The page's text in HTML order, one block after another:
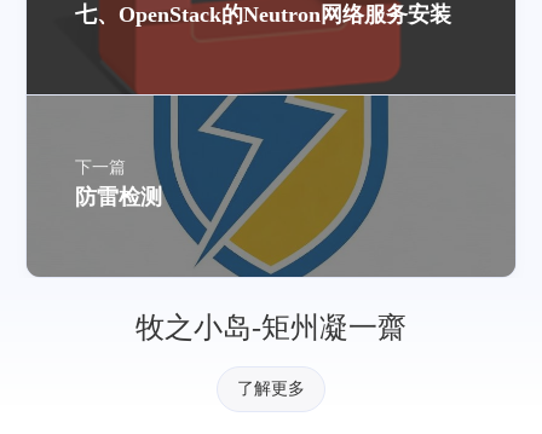
七、OpenStack的Neutron网络服务安装
下一篇
防雷检测
牧之小岛-矩州凝一齋
了解更多